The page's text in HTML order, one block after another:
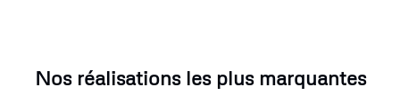
Nos réalisations les plus marquantes